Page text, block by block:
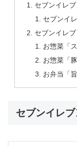
セブンイレ
セブンイ
セブンイレ
お惣菜「
お惣菜「
お弁当「
セブンイレ